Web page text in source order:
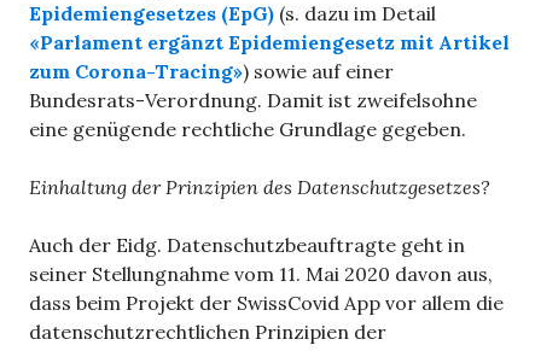
Epidemiengesetzes (EpG) (s. dazu im Detail
«Parlament ergänzt Epidemiengesetz mit Artikel
zum Corona-Tracing») sowie auf einer
Bundesrats-Verordnung. Damit ist zweifelsohne
eine genügende rechtliche Grundlage gegeben.
Einhaltung der Prinzipien des Datenschutzgesetzes?
Auch der Eidg. Datenschutzbeauftragte geht in
seiner Stellungnahme vom 11. Mai 2020 davon aus,
dass beim Projekt der SwissCovid App vor allem die
datenschutzrechtlichen Prinzipien der